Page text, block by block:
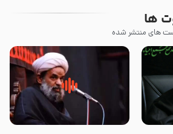
ها
های منتشر شده
روضه جانسوز پاره های جگر امام
حسن مجتبی علیه السلام-حجت